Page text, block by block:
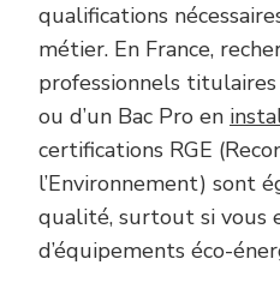
qualifications
métier. En France,
professionnels titulaires
ou d’un Bac Pro en
certifications RGE
l’Environnement) sont
qualité, surtout si vous
d’équipements éco-